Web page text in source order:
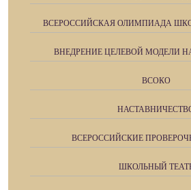
ВСЕРОССИЙСКАЯ ОЛИМПИАДА
ВНЕДРЕНИЕ ЦЕЛЕВОЙ МОДЕЛИ
ВСОКО
ВСЕРОССИЙСКИЕ
ШКОЛЬНЫЙ